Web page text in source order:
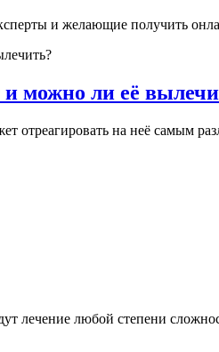
и желающие получить
и можно ли её
отреагировать на неё самым
лечение любой степени